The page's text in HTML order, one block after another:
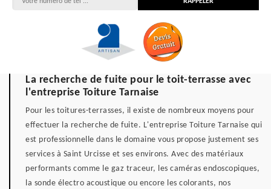
La recherche de fuite pour le toit-terrasse avec
l'entreprise Toiture Tarnaise
Pour les toitures-terrasses, il existe de nombreux moyens pour
effectuer la recherche de fuite. L'entreprise Toiture Tarnaise qui
est professionnelle dans le domaine vous propose justement ses
services à Saint Urcisse et ses environs. Avec des matériaux
performants comme le gaz traceur, les caméras endoscopiques,
la sonde électro acoustique ou encore les colorants, nos